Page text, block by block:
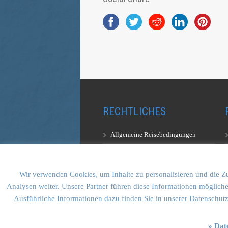
RECHTLICHES
Allgemeine Reisebedingungen
Datenschutzerklärung
Wir verwenden Cookies, um Inhalte zu personalisieren und die
Analysen weiter. Unsere Partner führen diese Informationen
Ausführliche Informationen dazu finden Sie in unserer
»